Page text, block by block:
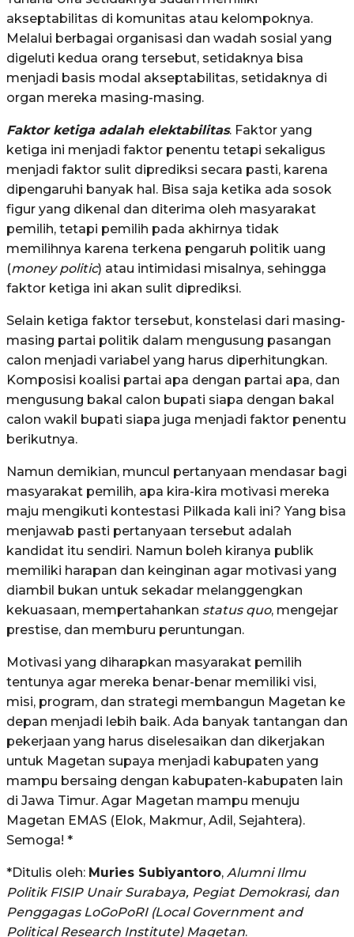
akseptabilitas di komunitas atau kelompoknya.
Melalui berbagai organisasi dan wadah sosial yang
digeluti kedua orang tersebut, setidaknya bisa
menjadi basis modal akseptabilitas, setidaknya di
organ mereka masing-masing.
Faktor ketiga adalah elektabilitas. Faktor yang
ketiga ini menjadi faktor penentu tetapi sekaligus
menjadi faktor sulit diprediksi secara pasti, karena
dipengaruhi banyak hal. Bisa saja ketika ada sosok
figur yang dikenal dan diterima oleh masyarakat
pemilih, tetapi pemilih pada akhirnya tidak
memilihnya karena terkena pengaruh politik uang
(money politic) atau intimidasi misalnya, sehingga
faktor ketiga ini akan sulit diprediksi.
Selain ketiga faktor tersebut, konstelasi dari masing-
masing partai politik dalam mengusung pasangan
calon menjadi variabel yang harus diperhitungkan.
Komposisi koalisi partai apa dengan partai apa, dan
mengusung bakal calon bupati siapa dengan bakal
calon wakil bupati siapa juga menjadi faktor penentu
berikutnya.
Namun demikian, muncul pertanyaan mendasar bagi
masyarakat pemilih, apa kira-kira motivasi mereka
maju mengikuti kontestasi Pilkada kali ini? Yang bisa
menjawab pasti pertanyaan tersebut adalah
kandidat itu sendiri. Namun boleh kiranya publik
memiliki harapan dan keinginan agar motivasi yang
diambil bukan untuk sekadar melanggengkan
kekuasaan, mempertahankan status quo, mengejar
prestise, dan memburu peruntungan.
Motivasi yang diharapkan masyarakat pemilih
tentunya agar mereka benar-benar memiliki visi,
misi, program, dan strategi membangun Magetan ke
depan menjadi lebih baik. Ada banyak tantangan dan
pekerjaan yang harus diselesaikan dan dikerjakan
untuk Magetan supaya menjadi kabupaten yang
mampu bersaing dengan kabupaten-kabupaten lain
di Jawa Timur. Agar Magetan mampu menuju
Magetan EMAS (Elok, Makmur, Adil, Sejahtera).
Semoga! *
*Ditulis oleh: Muries Subiyantoro, Alumni Ilmu
Politik FISIP Unair Surabaya, Pegiat Demokrasi, dan
Penggagas LoGoPoRI (Local Government and
Political Research Institute) Magetan.